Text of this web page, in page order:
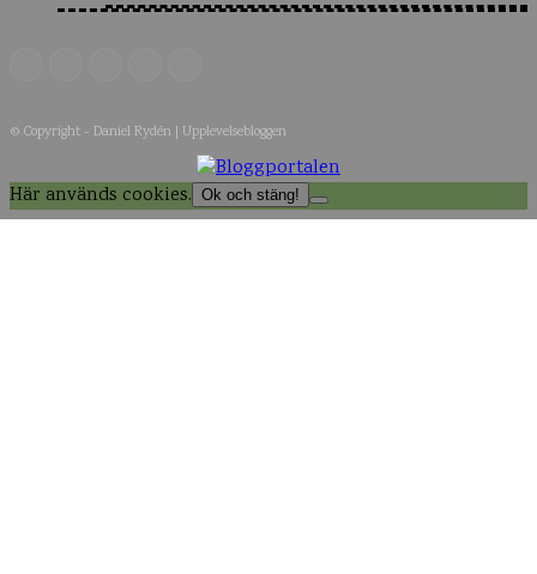
© Copyright - Daniel Rydén | Upplevelsebloggen
Här används cookies. Ok och stäng!